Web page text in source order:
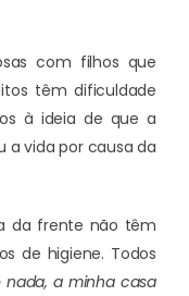
com filhos que
têm dificuldade
à ideia de que a
a vida por causa da
da frente não têm
de higiene. Todos
nada, a minha casa